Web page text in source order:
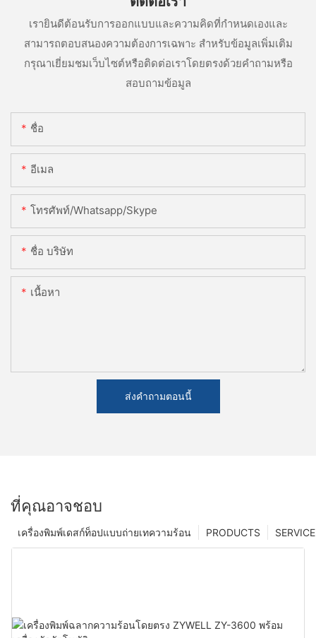
เรายินดีต้อนรับการออกแบบและความคิดที่กำหนดเองและ
สามารถตอบสนองความต้องการเฉพาะ สำหรับข้อมูลเพิ่มเติม
กรุณาเยี่ยมชมเว็บไซต์หรือติดต่อเราโดยตรงด้วยคำถามหรือ
สอบถามข้อมูล
ชื่อ
อีเมล
โทรศัพท์/whatsapp/skype
ชื่อ บริษัท
เนื้อหา
ส่งคำถามตอนนี้
ที่คุณอาจชอบ
SERVICE
PRODUCTS
เครื่องพิมพ์เดสก์ท็อปแบบถ่ายเทความร้อน